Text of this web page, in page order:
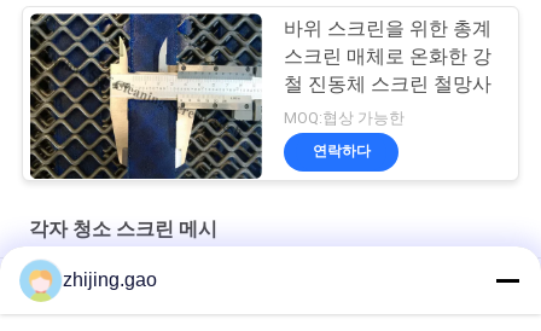
바위 스크린을 위한 총계
스크린 매체로 온화한 강
철 진동체 스크린 철망사
MOQ:협상 가능한
연락하다
각자 청소 스크린 메시
실리카 모래 세척용 셰이커 자갈 채광 진동 스크린
zhijing.gao